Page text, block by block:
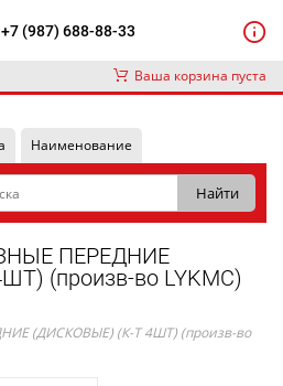
+7 (987) 688-88-33
Ваша корзина пуста
Наименование
ПЕРЕДНИЕ
(произв-во LYKMC)
(ДИСКОВЫЕ) (К-Т 4ШТ) (произв-во